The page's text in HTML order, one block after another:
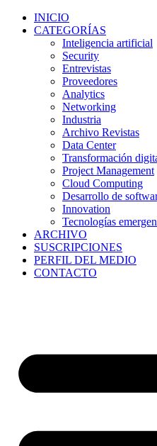
INICIO
CATEGORÍAS
Inteligencia artificial
Security
Entrevistas
Proveedores
Analytics
Networking
Industria
Archivo Revistas
Data Center
Transformación
Project Management
Cloud Computing
Desarrollo de
Innovation
Tecnologías
ARCHIVO
SUSCRIPCIONES
PERFIL DEL MEDIO
CONTACTO